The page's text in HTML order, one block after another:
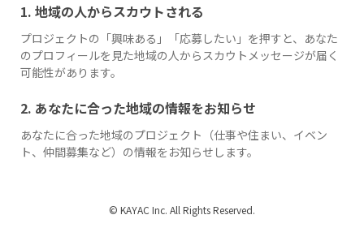
1. 地域の人からスカウトされる
プロジェクトの「興味ある」「応募したい」を押すと、あなた
のプロフィールを見た地域の人からスカウトメッセージが届く
可能性があります。
2. あなたに合った地域の情報をお知らせ
あなたに合った地域のプロジェクト（仕事や住まい、イベン
ト、仲間募集など）の情報をお知らせします。
© KAYAC Inc. All Rights Reserved.